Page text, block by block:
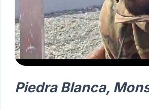
Tegogroupsrl.com
Piedra Blanca,